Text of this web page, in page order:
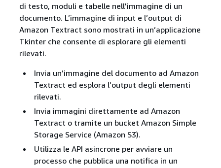
di testo, moduli e tabelle nell'immagine di un
documento. L’immagine di input e l’output di
Amazon Textract sono mostrati in un’applicazione
Tkinter che consente di esplorare gli elementi
rilevati.
Invia un’immagine del documento ad Amazon
Textract ed esplora l’output degli elementi
rilevati.
Invia immagini direttamente ad Amazon
Textract o tramite un bucket Amazon Simple
Storage Service (Amazon S3).
Utilizza le API asincrone per avviare un
processo che pubblica una notifica in un